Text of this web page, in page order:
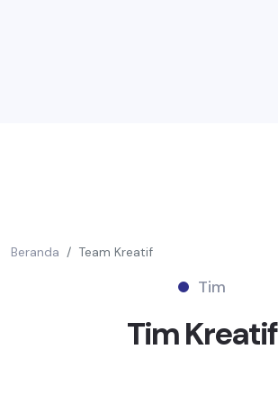
Beranda Team Kreatif
Tim
TimKreatif